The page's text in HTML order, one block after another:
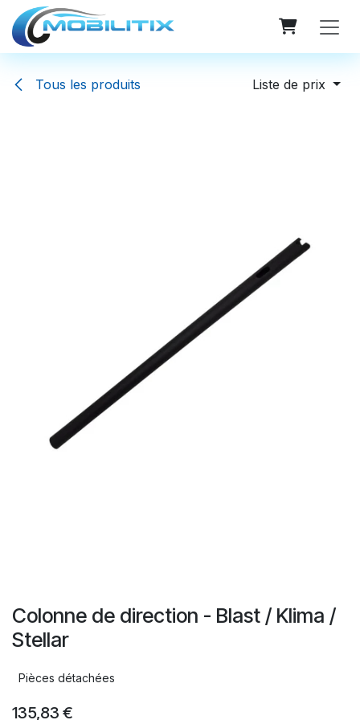
Se rendre au contenu
Tous les produits Liste de prix
Colonne de direction - Blast / Klima /
Stellar
Pièces détachées
135,83 €